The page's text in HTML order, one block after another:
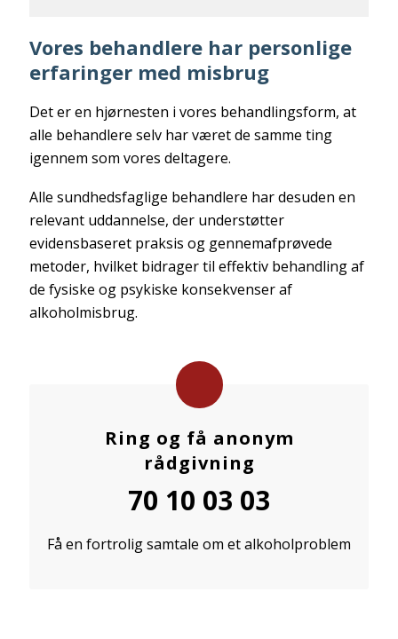
Vores behandlere har personlige
erfaringer med misbrug
Det er en hjørnesten i vores behandlingsform, at
alle behandlere selv har været de samme ting
igennem som vores deltagere.
Alle sundhedsfaglige behandlere har desuden en
relevant uddannelse, der understøtter
evidensbaseret praksis og gennemafprøvede
metoder, hvilket bidrager til effektiv behandling af
de fysiske og psykiske konsekvenser af
alkoholmisbrug.
Ring og få anonym
rådgivning
70 10 03 03
Få en fortrolig samtale om et alkoholproblem